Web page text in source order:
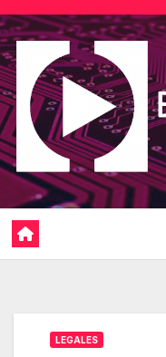
Saltar
al
contenido
LEGALES